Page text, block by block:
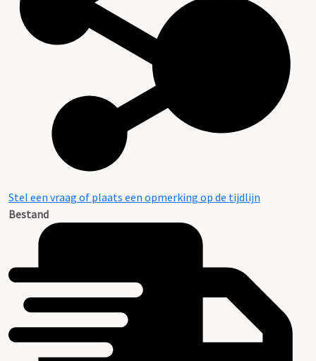
Stel een vraag of plaats een opmerking op de tijdlijn
Bestand